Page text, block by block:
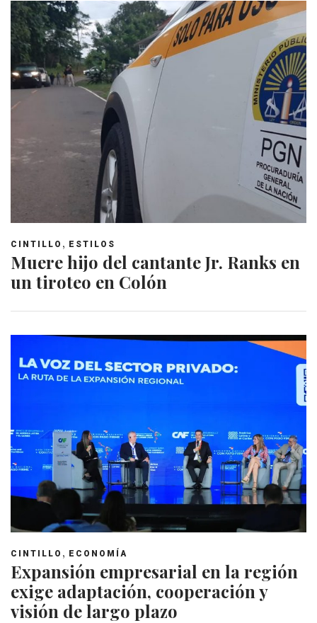
CINTILLO , ESTILOS
Muere hijo del cantante Jr. Ranks en
un tiroteo en Colón
CINTILLO , ECONOMÍA
Expansión empresarial en la región
exige adaptación, cooperación y
visión de largo plazo